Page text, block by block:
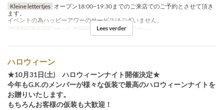
Kleine lettertjes オープン18:00~19:30までのご来店でのご予約とさせて頂き
ます。
イベントの為ハッピーアワーのサービスはございません。
Geldige datums
05 Jul Dagen Zo Maaltijden Diner
Lees verder
ハロウィーン
★10月31日(土) ハロウィーンナイト開催決定★
今年もG.K.のメンバーが様々な仮装で最高のハロウィーンナイトを
お贈りいたします。
もちろんお客様の仮装も大歓迎！